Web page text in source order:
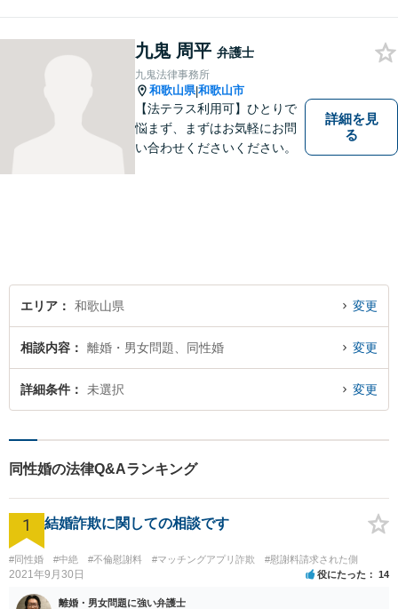
九鬼 周平 弁護士
九鬼法律事務所
和歌山県|和歌山市
【法テラス利用可】ひとりで
悩まず、まずはお気軽にお問
い合わせくださいください。
詳細を見
る
エリア 和歌山県 変更
相談内容 離婚・男女問題、同性婚 変更
詳細条件 未選択 変更
同性婚の法律Q&Aランキング
1 結婚詐欺に関しての相談です
#同性婚 #中絶 #不倫慰謝料 #マッチングアプリ詐欺 #慰謝料請求された側
2021年9月30日 役にたった 14
離婚・男女問題に強い弁護士